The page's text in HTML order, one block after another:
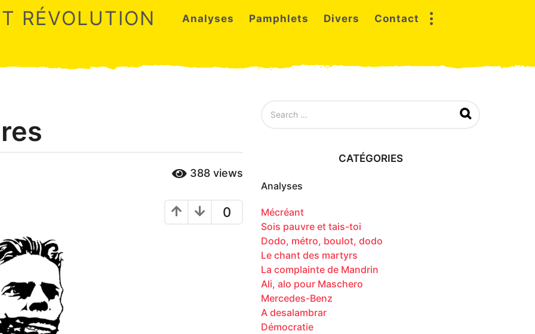
RÉVOLUTION Analyses Pamphlets Divers Contact
388 views
0
o
:
CATÉGORIES
Analyses
Mécréant
Sois pauvre et tais-toi
Dodo, métro, boulot, dodo
Le chant des martyrs
La complainte de Mandrin
Ali, alo pour Maschero
Mercedes-Benz
A desalambrar
Démocratie